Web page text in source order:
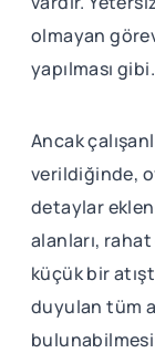
olmayan
yapılması gibi.
Ancak
verildiğinde,
detaylar
alanları, rahat
küçük bir
duyulan tüm
bulunabilmesi